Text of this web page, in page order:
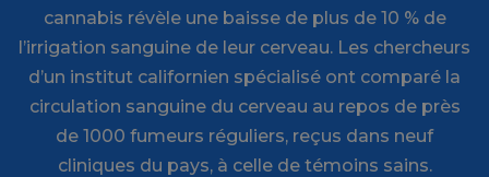
cannabis révèle une baisse de plus de 10 % de
l’irrigation sanguine de leur cerveau. Les chercheurs
d’un institut californien spécialisé ont comparé la
circulation sanguine du cerveau au repos de près
de 1000 fumeurs réguliers, reçus dans neuf
cliniques du pays, à celle de témoins sains.